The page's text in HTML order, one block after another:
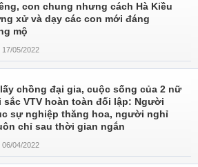
con chung nhưng cách Hà Kiều
xử và dạy các con mới đáng
mộ
17/05/2022
chồng đại gia, cuộc sống của 2 nữ
sắc VTV hoàn toàn đối lập: Người
sự nghiệp thăng hoa, người nghỉ
chỉ sau thời gian ngắn
06/04/2022